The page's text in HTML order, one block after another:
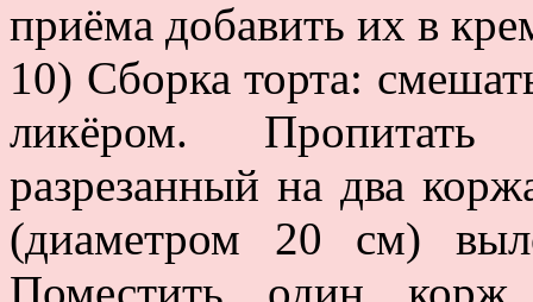
приёма добавить их в
10) Сборка торта:
ликёром.
разрезанный на два
(диаметром 20 см)
Поместить один